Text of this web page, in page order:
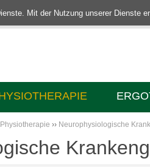
Mit der Nutzung unserer Dienste
Physiotherapie ›› Neurophysiologische